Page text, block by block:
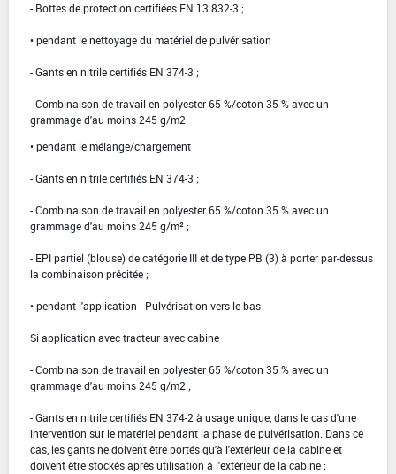
- Bottes de protection certifiées EN 13 832-3 ;
• pendant le nettoyage du matériel de pulvérisation
- Gants en nitrile certifiés EN 374-3 ;
- Combinaison de travail en polyester 65 %/coton 35 % avec un
grammage d'au moins 245 g/m2.
• pendant le mélange/chargement
- Gants en nitrile certifiés EN 374-3 ;
- Combinaison de travail en polyester 65 %/coton 35 % avec un
grammage d'au moins 245 g/m² ;
- EPI partiel (blouse) de catégorie III et de type PB (3) à porter par-dessus
la combinaison précitée ;
• pendant l'application - Pulvérisation vers le bas
Si application avec tracteur avec cabine
- Combinaison de travail en polyester 65 %/coton 35 % avec un
grammage d'au moins 245 g/m2 ;
- Gants en nitrile certifiés EN 374-2 à usage unique, dans le cas d'une
intervention sur le matériel pendant la phase de pulvérisation. Dans ce
cas, les gants ne doivent être portés qu'à l'extérieur de la cabine et
doivent être stockés après utilisation à l'extérieur de la cabine ;